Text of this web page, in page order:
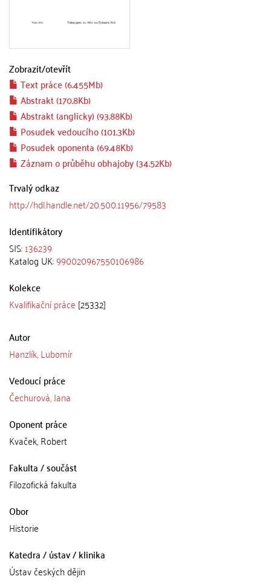
Zobrazit/otevřít
Text práce (6.455Mb)
Abstrakt (170.8Kb)
Abstrakt (anglicky) (93.88Kb)
Posudek vedoucího (101.3Kb)
Posudek oponenta (69.48Kb)
Záznam o průběhu obhajoby (34.52Kb)
Trvalý odkaz
http://hdl.handle.net/20.500.11956/79583
Identifikátory
SIS:136239
Katalog UK:990020967550106986
Kolekce
Kvalifikační práce [25332]
Autor
Hanzlík, Lubomír
Vedoucí práce
Čechurová, Jana
Oponent práce
Kvaček, Robert
Fakulta / součást
Filozofická fakulta
Obor
Historie
Katedra / ústav / klinika
Ústav českých dějin